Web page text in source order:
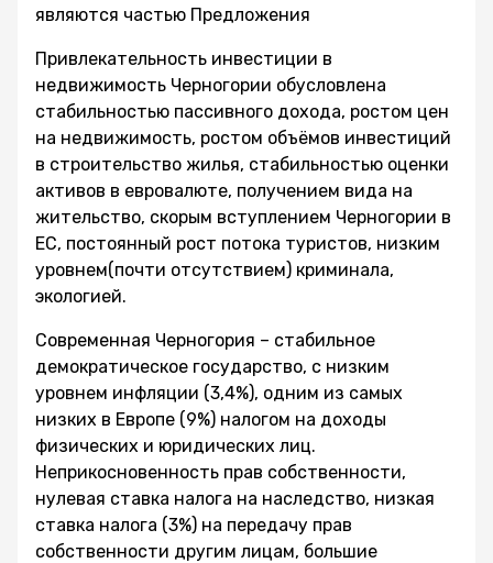
являются частью Предложения
Привлекательность инвестиции в
недвижимость Черногории обусловлена
стабильностью пассивного дохода, ростом цен
на недвижимость, ростом объёмов инвестиций
в строительство жилья, стабильностью оценки
активов в евровалюте, получением вида на
жительство, скорым вступлением Черногории в
ЕС, постоянный рост потока туристов, низким
уровнем(почти отсутствием) криминала,
экологией.
Современная Черногория – стабильное
демократическое государство, с низким
уровнем инфляции (3,4%), одним из самых
низких в Европе (9%) налогом на доходы
физических и юридических лиц.
Неприкосновенность прав собственности,
нулевая ставка налога на наследство, низкая
ставка налога (3%) на передачу прав
собственности другим лицам, большие